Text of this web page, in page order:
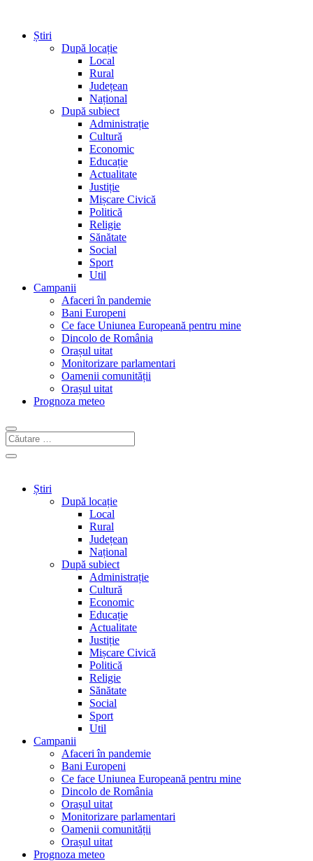
Știri
După locație
Local
Rural
Județean
Național
După subiect
Administrație
Cultură
Economic
Educație
Actualitate
Justiție
Mișcare Civică
Politică
Religie
Sănătate
Social
Sport
Util
Campanii
Afaceri în pandemie
Bani Europeni
Ce face Uniunea Europeană pentru mine
Dincolo de România
Orașul uitat
Monitorizare parlamentari
Oamenii comunității
Orașul uitat
Prognoza meteo
Știri
După locație
Local
Rural
Județean
Național
După subiect
Administrație
Cultură
Economic
Educație
Actualitate
Justiție
Mișcare Civică
Politică
Religie
Sănătate
Social
Sport
Util
Campanii
Afaceri în pandemie
Bani Europeni
Ce face Uniunea Europeană pentru mine
Dincolo de România
Orașul uitat
Monitorizare parlamentari
Oamenii comunității
Orașul uitat
Prognoza meteo